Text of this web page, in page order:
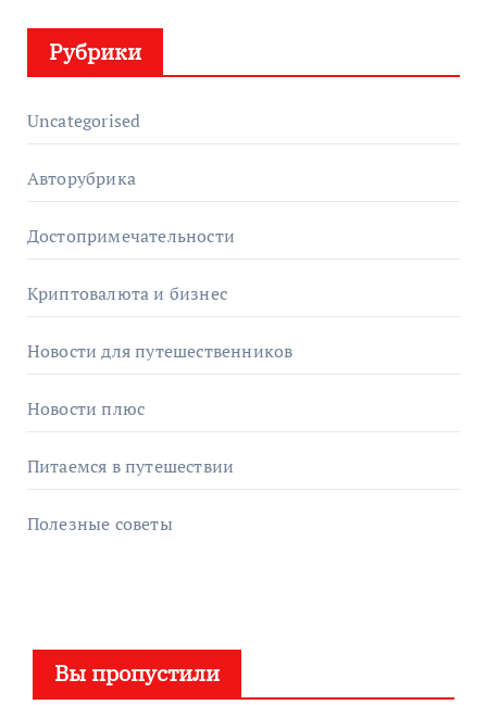
Рубрики
Uncategorised
Авторубрика
Достопримечательности
Криптовалюта и бизнес
Новости для путешественников
Новости плюс
Питаемся в путешествии
Полезные советы
Вы пропустили